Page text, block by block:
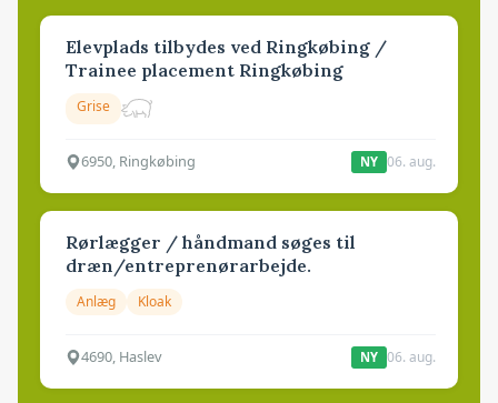
Elevplads tilbydes ved Ringkøbing /
Trainee placement Ringkøbing
Grise
6950, Ringkøbing NY 06. aug.
Rørlægger / håndmand søges til
dræn/entreprenørarbejde.
Anlæg Kloak
4690, Haslev NY 06. aug.